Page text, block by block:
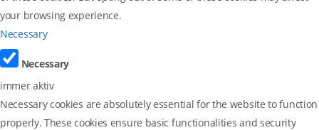
your browsing experience.
Necessary
Necessary
immer aktiv
Necessary cookies are absolutely essential for the website to function
properly. These cookies ensure basic functionalities and security